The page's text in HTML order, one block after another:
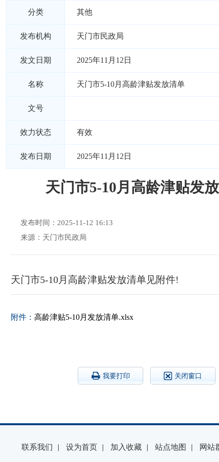
分类 其他
发布机构 天门市民政局
发文日期 2025年11月12日
名称 天门市5-10月高龄津贴发放清单
文号
效力状态 有效
发布日期 2025年11月12日
天门市5-10月高龄津贴发
发布时间：2025-11-12 16:13
来源：天门市民政局
天门市5-10月高龄津贴发放清单见附件!
附件： 高龄津贴5-10月发放清单.xlsx
我要打印 关闭窗口
联系我们 | 设为首页 | 加入收藏 | 站点地图 | 网站